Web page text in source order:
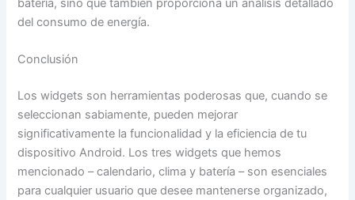
del consumo de energía.
Conclusión
Los widgets son herramientas poderosas que, cuando se
seleccionan sabiamente, pueden mejorar
significativamente la funcionalidad y la eficiencia de tu
dispositivo Android. Los tres widgets que hemos
mencionado – calendario, clima y batería – son esenciales
para cualquier usuario que desee mantenerse organizado,